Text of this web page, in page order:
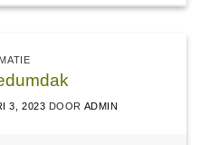
3, 2023 DOOR ADMIN